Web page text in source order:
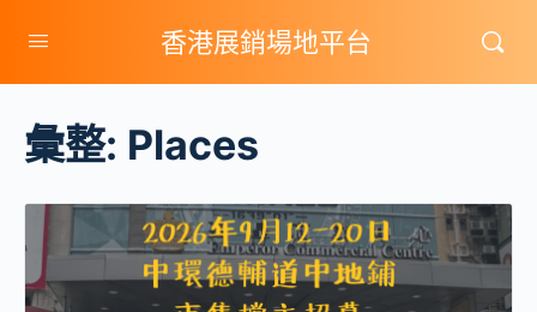
香港展銷場地平台
彙整: Places